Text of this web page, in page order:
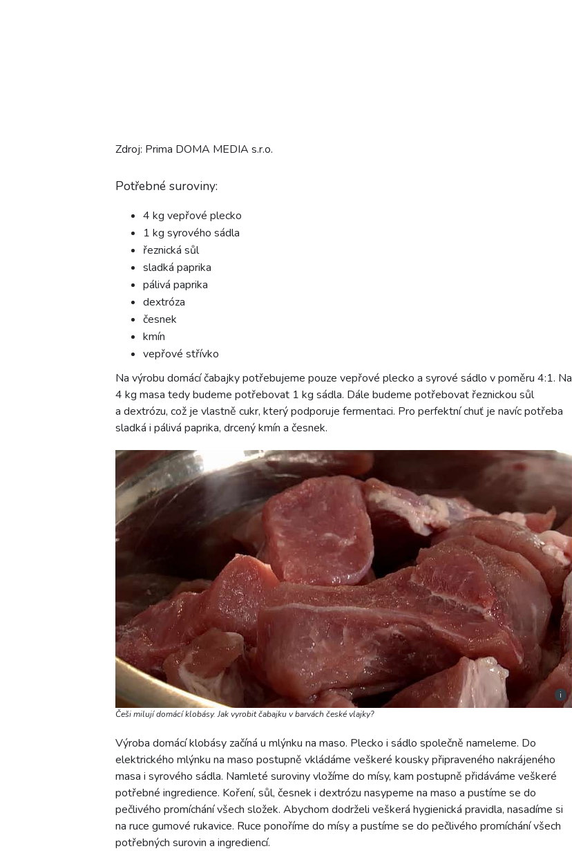
Zdroj: Prima DOMA MEDIA s.r.o.
Potřebné suroviny:
4 kg vepřové plecko
1 kg syrového sádla
řeznická sůl
sladká paprika
pálivá paprika
dextróza
česnek
kmín
vepřové střívko
Na výrobu domácí čabajky potřebujeme pouze vepřové plecko a syrové sádlo v poměru 4:1. Na
4 kg masa tedy budeme potřebovat 1 kg sádla. Dále budeme potřebovat řeznickou sůl
a dextrózu, což je vlastně cukr, který podporuje fermentaci. Pro perfektní chuť je navíc potřeba
sladká i pálivá paprika, drcený kmín a česnek.
i
Češi milují domácí klobásy. Jak vyrobit čabajku v barvách české vlajky?
Výroba domácí klobásy začíná u mlýnku na maso. Plecko i sádlo společně nameleme. Do
elektrického mlýnku na maso postupně vkládáme veškeré kousky připraveného nakrájeného
masa i syrového sádla. Namleté suroviny vložíme do mísy, kam postupně přidáváme veškeré
potřebné ingredience. Koření, sůl, česnek i dextrózu nasypeme na maso a pustíme se do
pečlivého promíchání všech složek. Abychom dodrželi veškerá hygienická pravidla, nasadíme si
na ruce gumové rukavice. Ruce ponoříme do mísy a pustíme se do pečlivého promíchání všech
potřebných surovin a ingrediencí.